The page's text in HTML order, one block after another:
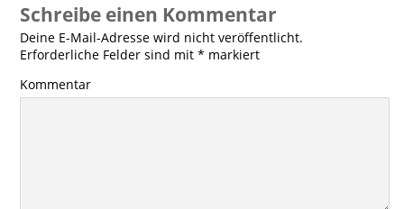
Schreibe einen Kommentar
Deine E-Mail-Adresse wird nicht veröffentlicht.
Erforderliche Felder sind mit* markiert
Kommentar